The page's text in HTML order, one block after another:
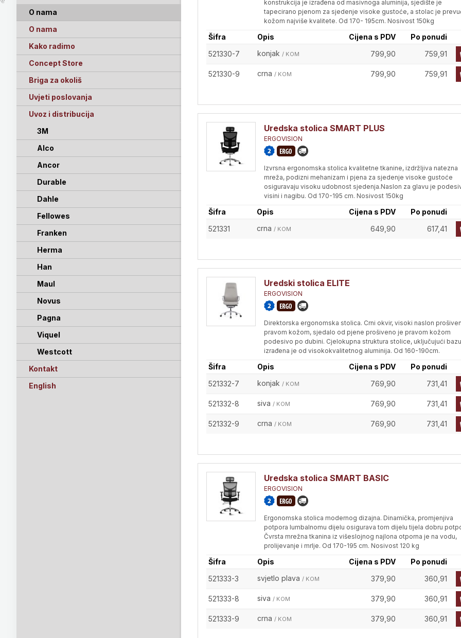
O nama
O nama
Kako radimo
Concept Store
Briga za okoliš
Uvjeti poslovanja
Uvoz i distribucija
3M
Alco
Ancor
Durable
Dahle
Fellowes
Franken
Herma
Han
Maul
Novus
Pagna
Viquel
Westcott
Kontakt
English
konstrukcija je izrađena od masivnoga aluminija, sjedište je
tapecirano pjenom za sjedenje visoke gustoće, a stolac je
kožom najviše kvalitete. Od 170- 195cm. Nosivost 150kg
Šifra Opis Cijena s PDV
Po ponudi
521330-7
konjak / KOM 799,90 759,91
521330-9 crna / KOM 799,90 759,91
Uredska stolica SMART PLUS
ERGOVISION
Izvrsna ergonomska stolica kvalitetne tkanine, izdržljiva natezna
mreža, podizni mehanizam i pjena za sjedenje visoke gustoće
osiguravaju visoku udobnost sjedenja.Naslon za glavu je
visini i nagibu. Od 170-195 cm. Nosivost 150kg
Šifra Opis Cijena s PDV
Po ponudi
521331
crna / KOM 649,90 617,41
Uredski stolica ELITE
ERGOVISION
Direktorska ergonomska stolica. Crni okvir, visoki naslon
pravom kožom, sjedalo od pjene prošiveno je pravom kožom
podesivo po dubini. Cjelokupna struktura stolice, uključujući
izrađena je od visokokvalitetnog aluminija. Od 160-190cm.
Šifra Opis Cijena s PDV
Po ponudi
521332-7
konjak / KOM 769,90 731,41
521332-8 siva / KOM 769,90 731,41
521332-9 crna / KOM 769,90 731,41
Uredska stolica SMART BASIC
ERGOVISION
Ergonomska stolica modernog dizajna. Dinamička, promjenjiva
potpora lumbalnomu dijelu osigurava tom dijelu tijela dobru
Čvrsta mrežna tkanina iz višeslojnog najlona otporna je na vodu,
prolijevanje i mrlje. Od 170-195 cm. Nosivost 120 kg
Šifra Opis Cijena s PDV
Po ponudi
521333-3
svjetlo plava / KOM 379,90 360,91
521333-8 siva / KOM 379,90 360,91
521333-9 crna / KOM 379,90 360,91